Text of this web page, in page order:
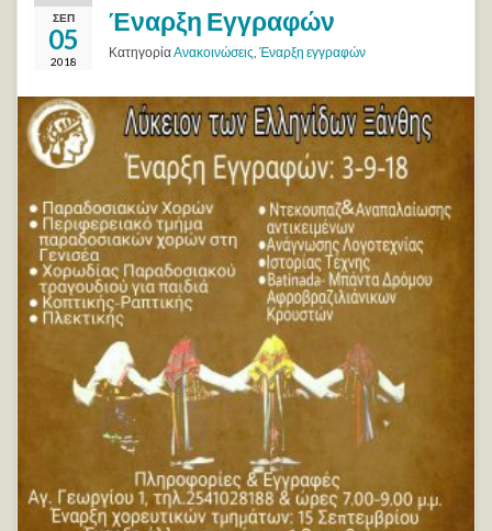
ΣΕΠ
05
2018
Έναρξη Εγγραφών
ΚατηγορίαΑνακοινώσεις, Έναρξη εγγραφών